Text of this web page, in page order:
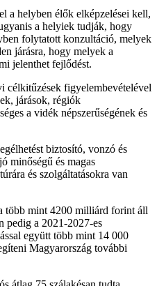
a helyben élők elképzelései kell,
a helyiek tudják, hogy
folytatott konzultáció, melyek
járásra, hogy melyek a
jelenthet fejlődést.
célkitűzések figyelembevételével
járások, régiók
a vidék népszerűségének és
biztosító, vonzó és
minőségű és magas
és szolgáltatásokra van
több mint 4200 milliárd forint áll
pedig a 2021-2027-es
együtt több mint 14 000
Magyarország további